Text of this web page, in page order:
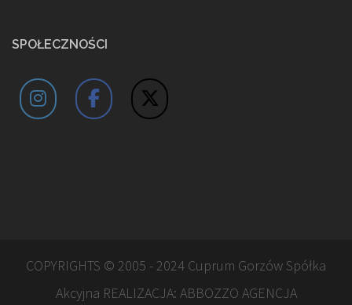
SPOŁECZNOŚCI
COPYRIGHTS © 2005 - 2024 Cuprum Gorzów Spółka
Akcyjna REALIZACJA: ABBOZZO AGENCJA